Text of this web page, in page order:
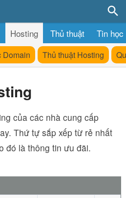
Hosting Thủ thuật Tin học
Domain Thủ thuật Hosting
của các nhà cung cấp
Thứ tự sắp xếp từ rẻ nhất
đó là thông tin ưu đãi.